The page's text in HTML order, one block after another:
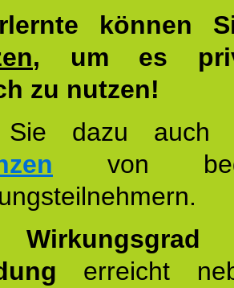
können
, um es
zu nutzen!
Sie dazu
von
erreicht